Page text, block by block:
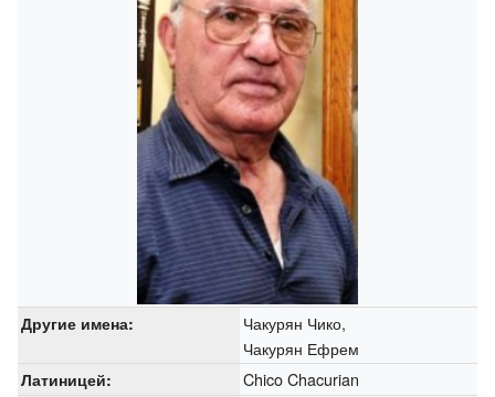
Другие имена:
Чакурян Чико,
Чакурян Ефрем
Латиницей: Chico Chacurian